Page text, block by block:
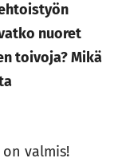
nuoret
toivoja? Mikä
valmis!